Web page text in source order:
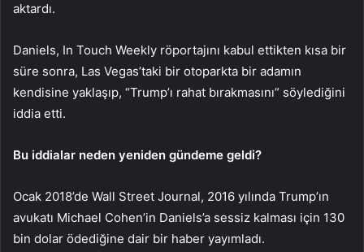
aktardı.
Daniels, In Touch Weekly röportajını kabul ettikten kısa bir
süre sonra, Las Vegas’taki bir otoparkta bir adamın
kendisine yaklaşıp, “Trump’ı rahat bırakmasını” söylediğini
iddia etti.
Bu iddialar neden yeniden gündeme geldi?
Ocak 2018’de Wall Street Journal, 2016 yılında Trump’ın
avukatı Michael Cohen’in Daniels’a sessiz kalması için 130
bin dolar ödediğine dair bir haber yayımladı.